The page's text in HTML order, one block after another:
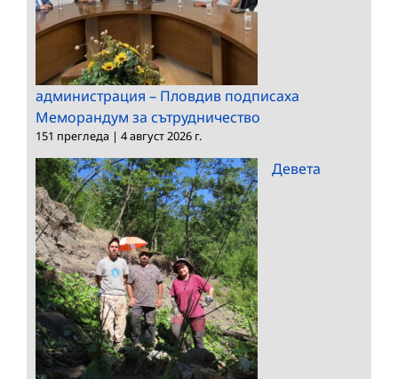
администрация – Пловдив подписаха
Меморандум за сътрудничество
151 прегледа | 4 август 2026 г.
Девета